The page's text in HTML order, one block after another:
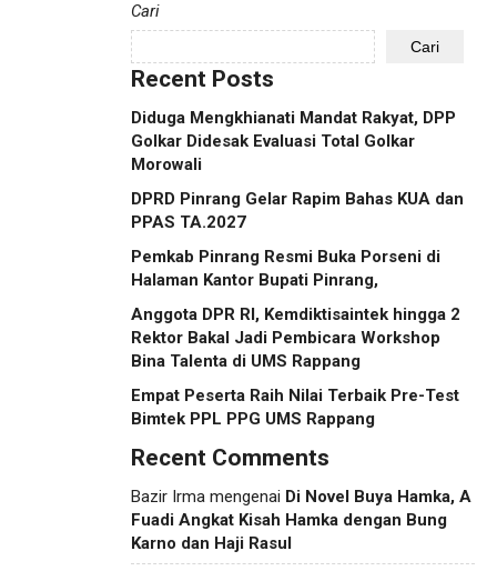
Cari
Cari
Recent Posts
Diduga Mengkhianati Mandat Rakyat, DPP
Golkar Didesak Evaluasi Total Golkar
Morowali
DPRD Pinrang Gelar Rapim Bahas KUA dan
PPAS TA.2027
Pemkab Pinrang Resmi Buka Porseni di
Halaman Kantor Bupati Pinrang,
Anggota DPR RI, Kemdiktisaintek hingga 2
Rektor Bakal Jadi Pembicara Workshop
Bina Talenta di UMS Rappang
Empat Peserta Raih Nilai Terbaik Pre-Test
Bimtek PPL PPG UMS Rappang
Recent Comments
Bazir Irma mengenai Di Novel Buya Hamka, A
Fuadi Angkat Kisah Hamka dengan Bung
Karno dan Haji Rasul